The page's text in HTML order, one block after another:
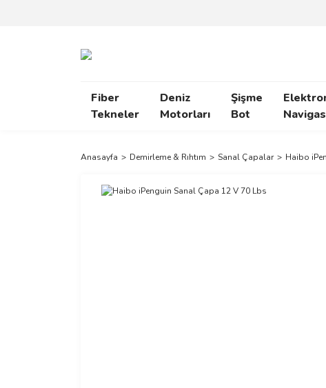
Fiber
Tekneler
Deniz
Motorları
Şişme
Bot
Anasayfa Demirleme & Rıhtım Sanal Çapalar Haibo